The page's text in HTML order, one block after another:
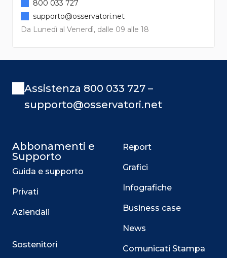
Da Lunedì al Venerdì, dalle 09 alle 18
800 033 727
supporto@osservatori.net
Assistenza 800 033 727 –
supporto@osservatori.net
Abbonamenti e
Supporto
Guida e supporto
Privati
Aziendali
Sostenitori
Report
Grafici
Infografiche
Business case
News
Comunicati Stampa